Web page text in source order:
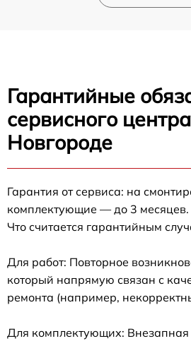
Гарантийные
сервисного
Новгороде
Гарантия от сервиса: на
комплектующие — до 3 месяцев.
Что считается гарантийным
Для работ: Повторное
который напрямую связан с
ремонта (например,
Для комплектующих: Внезапная